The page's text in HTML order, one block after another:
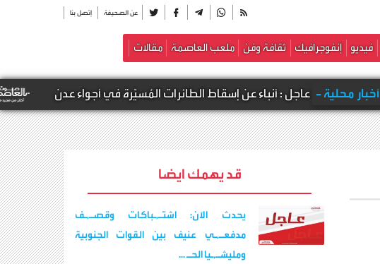
عن الصحيفة إتصل بنا
فيديو إنفوجرافيك ثقافة وفن ملعب العاصمة مقالات
عاجل : أنباء عن إسقاط الطائرات المُسيّرة في أجواء عدن أخبار
قد يهمك ايضا
يحدث الآن: اشتـ,ـباكات وقصـ,ـف
مدفعـ,ـي عنيف بين القوات الجنوبية
ومليشـ,ـيا الحـ ...